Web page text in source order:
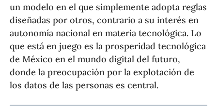
un modelo en el que simplemente adopta reglas
diseñadas por otros, contrario a su interés en
autonomía nacional en materia tecnológica. Lo
que está en juego es la prosperidad tecnológica
de México en el mundo digital del futuro,
donde la preocupación por la explotación de
los datos de las personas es central.